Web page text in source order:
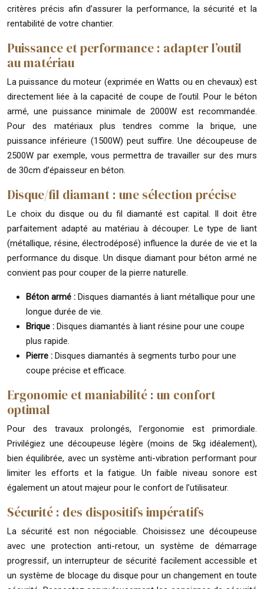
critères précis afin d’assurer la performance, la sécurité et la
rentabilité de votre chantier.
Puissance et performance : adapter l’outil
au matériau
La puissance du moteur (exprimée en Watts ou en chevaux) est
directement liée à la capacité de coupe de l’outil. Pour le béton
armé, une puissance minimale de 2000W est recommandée.
Pour des matériaux plus tendres comme la brique, une
puissance inférieure (1500W) peut suffire. Une découpeuse de
2500W par exemple, vous permettra de travailler sur des murs
de 30cm d’épaisseur en béton.
Disque/fil diamant : une sélection précise
Le choix du disque ou du fil diamanté est capital. Il doit être
parfaitement adapté au matériau à découper. Le type de liant
(métallique, résine, électrodéposé) influence la durée de vie et la
performance du disque. Un disque diamant pour béton armé ne
convient pas pour couper de la pierre naturelle.
Béton armé : Disques diamantés à liant métallique pour une
longue durée de vie.
Brique : Disques diamantés à liant résine pour une coupe
plus rapide.
Pierre : Disques diamantés à segments turbo pour une
coupe précise et efficace.
Ergonomie et maniabilité : un confort
optimal
Pour des travaux prolongés, l’ergonomie est primordiale.
Privilégiez une découpeuse légère (moins de 5kg idéalement),
bien équilibrée, avec un système anti-vibration performant pour
limiter les efforts et la fatigue. Un faible niveau sonore est
également un atout majeur pour le confort de l’utilisateur.
Sécurité : des dispositifs impératifs
La sécurité est non négociable. Choisissez une découpeuse
avec une protection anti-retour, un système de démarrage
progressif, un interrupteur de sécurité facilement accessible et
un système de blocage du disque pour un changement en toute